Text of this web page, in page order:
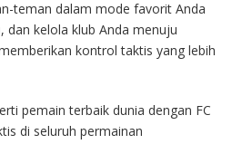
teman dalam mode favorit Anda
dan kelola klub Anda menuju
kontrol taktis yang lebih
pemain terbaik dunia dengan FC
di seluruh permainan